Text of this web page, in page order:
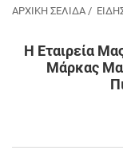
ΑΡΧΙΚΉ ΣΕΛΊΔΑ /
Η Εταιρεία
Μάρκας